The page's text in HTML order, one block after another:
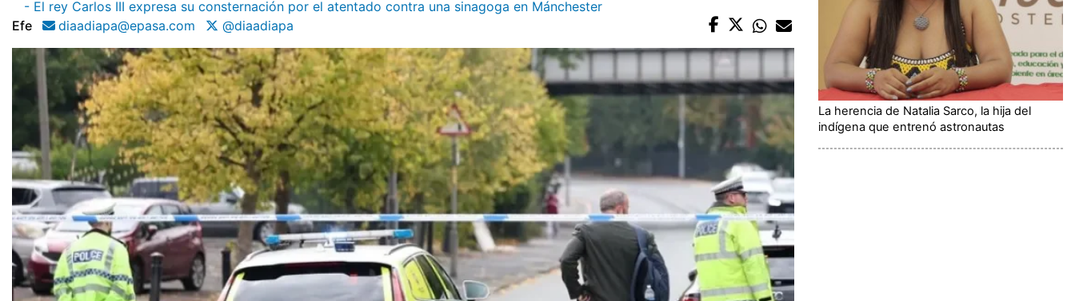
- El rey Carlos III expresa su consternación por el atentado contra una sinagoga en Mánchester
Efe
diaadiapa@epasa.com @diaadiapa
La herencia de Natalia Sarco, la hija del
indígena que entrenó astronautas